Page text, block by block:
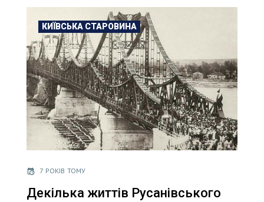
КИЇВСЬКА СТАРОВИНА
7 РОКІВ ТОМУ
Декілька життів Русанівського